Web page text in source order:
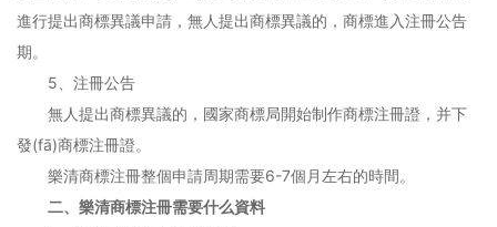
進行提出商標異議申請，無人提出商標異議的，商標進入注冊公告
期。
5、注冊公告
無人提出商標異議的，國家商標局開始制作商標注冊證，并下
發(fā)商標注冊證。
樂清商標注冊整個申請周期需要6-7個月左右的時間。
二、樂清商標注冊需要什么資料